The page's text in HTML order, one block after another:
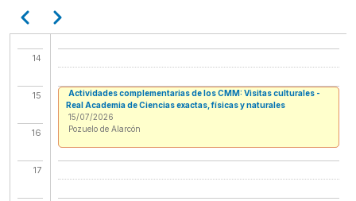
Paginación
AnteriorSiguiente
14
15
16
17
Actividades complementarias de los CMM: Visitas culturales -
Casa Museo Lope de Vega
15/07/2026
Pozuelo de Alarcón
Actividades complementarias de los CMM: Visitas culturales -
Real Academia de Ciencias exactas, físicas y naturales
15/07/2026
Pozuelo de Alarcón